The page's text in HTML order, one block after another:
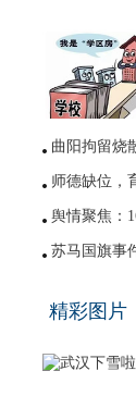
曲阳拘留烧
师德缺位，
舆情聚焦：
苏马国旗事
精彩图片